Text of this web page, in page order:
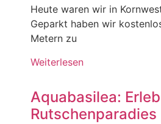
Heute waren wir in
Geparkt haben wir
Metern zu
Weiterlesen
Aquabasilea:
Rutschenparadies